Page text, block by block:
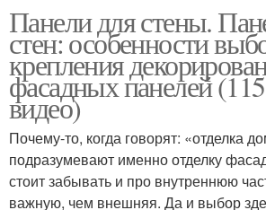
Панели для стены.
стен: особенности
крепления
фасадных панелей
видео)
Почему-то, когда говорят: «отделка
подразумевают именно отделку
стоит забывать и про внутреннюю
важную, чем внешняя. Да и выбор